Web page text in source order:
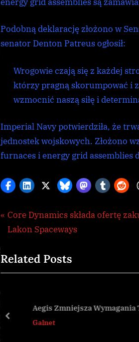
Podobną deklarację złożono w
senator Denton Patreus ogłosił:
Wrogowie czają się z każdej
którzy pragną skorumpować i
wzmocnić naszą siłę i
Imperial Navy potwierdziła, że
jednostek wojskowych. Złożono
furnaces i energy grid assemblies
Galnet
Nawigacja
P
r
v
i
s
Core Dynamics składa ofertę
Lakon Spaceways
Related Posts
Aegis Zmniejsza Wymagania
Galnet
prev